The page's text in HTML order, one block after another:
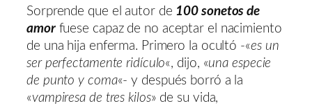
Sorprende que el autor de 100 sonetos de
amor fuese capaz de no aceptar el nacimiento
de una hija enferma. Primero la ocultó -«es un
ser perfectamente ridículo«, dijo, «una especie
de punto y coma«- y después borró a la
«vampiresa de tres kilos» de su vida,